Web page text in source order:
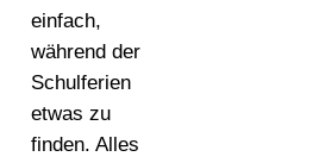
einfach,
während der
Schulferien
etwas zu
finden. Alles